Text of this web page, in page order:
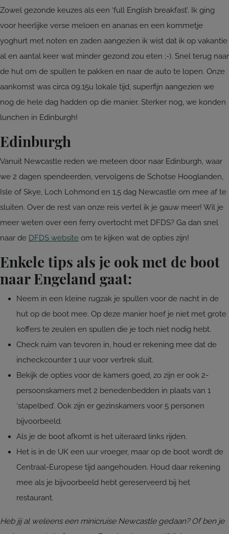
Zowel gezonde keuzes als een ‘full English breakfast’. Ik ging
voor heerlijke verse meloen en ananas en een kommetje
yoghurt met noten en zaden aangezien ik wist dat ik op vakantie
al en aantal keer wat minder gezond zou eten ;-). Snel terug naar
de hut om de spullen te pakken en naar de auto te lopen. Onze
aankomst was circa 09.15u lokale tijd, superfijn aangezien we
nog de hele dag hadden op die manier. Sterker nog, we konden
lunchen in Edinburgh!
Edinburgh
Vanuit Newcastle reden we meteen door naar Edinburgh, waar
we 2 dagen spendeerden, vervolgens de Schotse Hooglanden,
Isle of Skye, Loch Lohmond en 1,5 dag Newcastle om mee af te
sluiten. Over de rest van onze reis vertel ik je gauw meer! Wil je
meer weten over een ferry overtocht met DFDS? Ga dan snel
naar de DFDS website om te kijken wat de opties zijn!
Enkele tips als je ook met de boot
naar Engeland gaat:
Neem in een kleine rugzak je spullen voor de nacht in de
hut op de boot mee. Op deze manier hoef je niet met grote
koffers te zeulen en spullen die je toch niet nodig hebt.
Check ruim van tevoren in, houd er rekening mee dat de
incheckcounter 1 uur voor vertrek sluit.
Bekijk de opties voor de kamers goed, zo zijn er ook 2-
persoonskamers met 2 benedenbedden in plaats van 1
‘stapelbed’. Ook zijn er gezinskamers voor 5 personen
bijvoorbeeld.
Als je de boot afkomt is het uiteraard links rijden.
Het is in de UK een uur vroeger, maar op de boot wordt de
Centraal-Europese tijd aangehouden. Houd daar rekening
mee als je bijvoorbeeld hebt gereserveerd bij het
restaurant.
Heb jij al weleens een minicruise Newcastle gedaan? Of ben je